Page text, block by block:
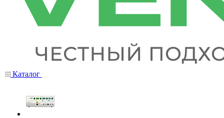
Каталог